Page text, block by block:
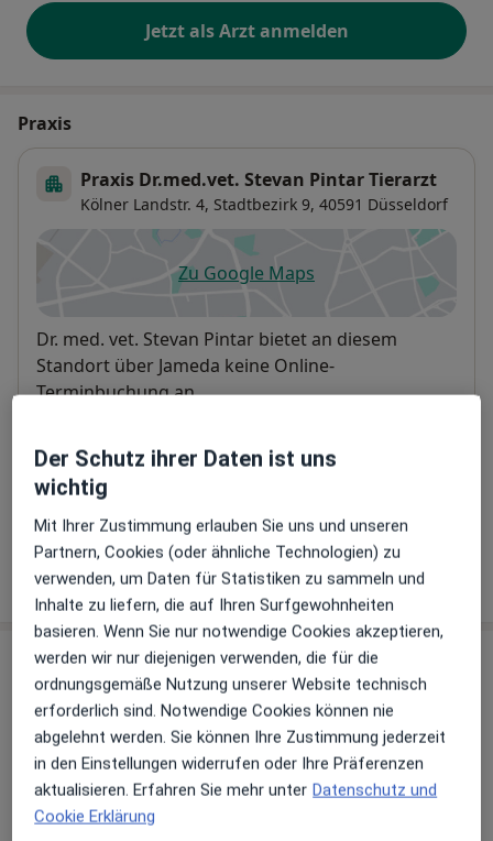
Jetzt als Arzt anmelden
Praxis
Praxis Dr.med.vet. Stevan Pintar Tierarzt
Kölner Landstr. 4, Stadtbezirk 9, 40591 Düsseldorf
Zu Google Mapsöffnet in einer neuen
Verfügbarkeit
Dr. med. vet. Stevan Pintar bietet an diesem
Standort über Jameda keine Online-
Terminbuchung an
Telefonnummer
0211 7...
0211 2...Telefonnummer anzeigen
Mehr Details anzeigen
über die Adresse
Erfahrungen
Bewerten
15 Bewertungen
Der Schutz ihrer Daten ist uns
wichtig
Mit Ihrer Zustimmung erlauben Sie uns und unseren
Partnern, Cookies (oder ähnliche Technologien) zu
verwenden, um Daten für Statistiken zu sammeln und
Inhalte zu liefern, die auf Ihren Surfgewohnheiten
basieren. Wenn Sie nur notwendige Cookies akzeptieren,
werden wir nur diejenigen verwenden, die für die
ordnungsgemäße Nutzung unserer Website technisch
erforderlich sind. Notwendige Cookies können nie
abgelehnt werden. Sie können Ihre Zustimmung jederzeit
in den Einstellungen widerrufen oder Ihre Präferenzen
aktualisieren. Erfahren Sie mehr unter Datenschutz und
Cookie Erklärung